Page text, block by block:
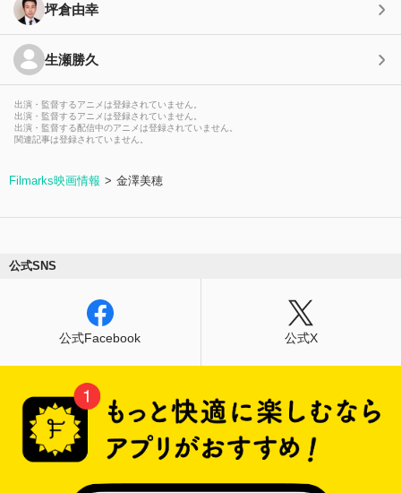
坪倉由幸
生瀬勝久
出演・監督するアニメは登録されていません。
出演・監督するアニメは登録されていません。
出演・監督する配信中のアニメは登録されていません。
関連記事は登録されていません。
Filmarks映画情報 金澤美穂
公式SNS
公式Facebook 公式X